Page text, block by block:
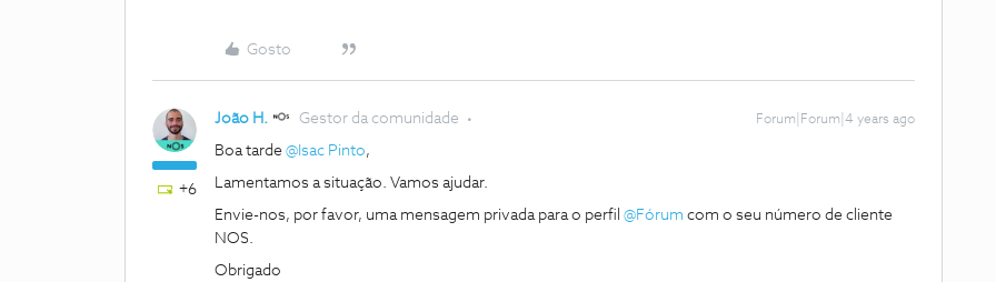
Gosto
+6
João H. Gestor da comunidade Forum|Forum|4 years ago
Boa tarde @Isac Pinto,
Lamentamos a situação. Vamos ajudar.
Envie-nos, por favor, uma mensagem privada para o perfil @Fórum com o seu número de cliente
NOS.
Obrigado